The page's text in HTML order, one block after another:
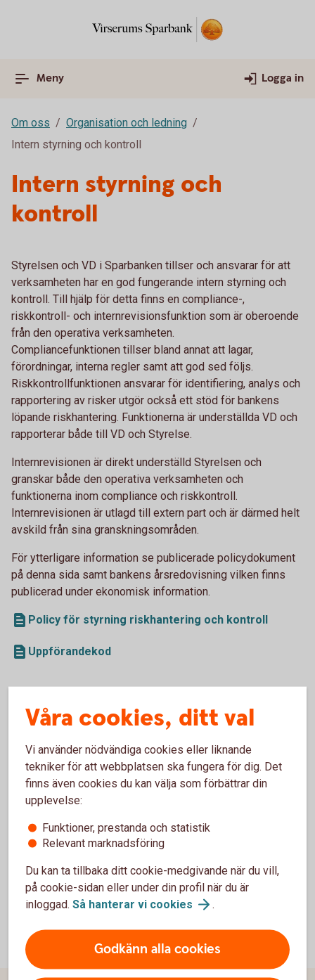
Meny Logga in
Om oss
Organisation och ledning
Intern styrning och kontroll
Intern styrning och
kontroll
Styrelsen och VD i Sparbanken tillser och ansvarar för att
verksamheten har en god fungerande intern styrning och
kontroll. Till hjälp för detta finns en compliance-,
riskkontroll- och internrevisionsfunktion som är oberoende
från den operativa verksamheten.
Compliancefunktionen tillser bland annat att lagar,
förordningar, interna regler samt att god sed följs.
Riskkontrollfunktionen ansvarar för identifiering, analys och
rapportering av risker utgör också ett stöd för bankens
löpande riskhantering. Funktionerna är underställda VD och
rapporterar både till VD och Styrelse.
Internrevisionen är direkt underställd Styrelsen och
granskar både den operativa verksamheten och
funktionerna inom compliance och riskkontroll.
Internrevisionen är utlagd till extern part och är därmed helt
avskild från sina granskningsområden.
För ytterligare information se publicerade policydokument
på denna sida samt bankens årsredovisning vilken finns
publicerad under ekonomisk information.
Policy för styrning riskhantering och kontroll
Uppförandekod
Styrelsen
Huvudmän
Intern styrning och kontroll
Våra cookies, ditt val
Vi använder nödvändiga cookies eller liknande
tekniker för att webbplatsen ska fungera för dig. Det
finns även cookies du kan välja som förbättrar din
upplevelse:
Funktioner, prestanda och statistik
Relevant marknadsföring
Du kan ta tillbaka ditt cookie-medgivande när du vill,
på cookie-sidan eller under din profil när du är
inloggad. Så hanterar vi cookies .
Godkänn alla cookies